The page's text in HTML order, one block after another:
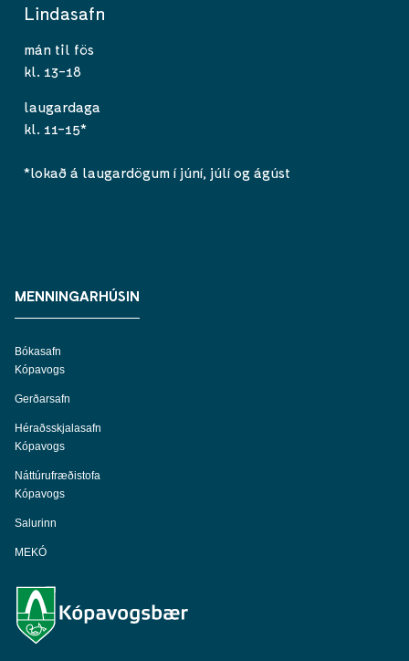
Lindasafn
mán til fös
kl. 13-18
laugardaga
kl. 11-15*
*lokað á laugardögum í júní, júlí og ágúst
MENNINGARHÚSIN
Bókasafn
Kópavogs
Gerðarsafn
Héraðsskjalasafn
Kópavogs
Náttúrufræðistofa
Kópavogs
Salurinn
MEKÓ